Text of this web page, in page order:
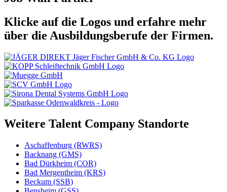
Klicke auf die Logos und erfahre mehr
über die Ausbildungsberufe der Firmen.
Weitere Talent Company Standorte
Aschaffenburg (RWRS)
Backnang (GMS)
Bad Dürkheim (COR)
Bad Mergentheim (KRS)
Beckum (SSB)